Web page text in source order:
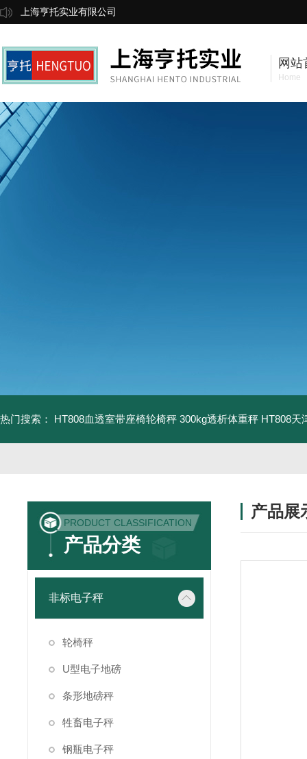
上海亨托实业有限公司
网站
Home
热门搜索： HT808血透室带座椅轮椅秤 300kg透析体重秤 HT808天
PRODUCT CLASSIFICATION
产品分类
非标电子秤
轮椅秤
U型电子地磅
条形地磅秤
牲畜电子秤
钢瓶电子秤
产品展